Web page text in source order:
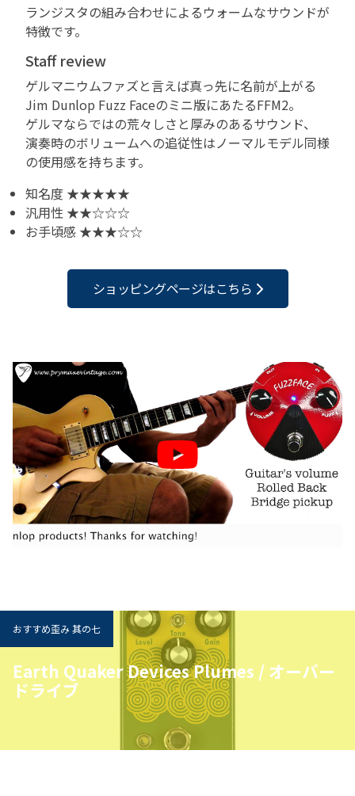
ランジスタの組み合わせによるウォームなサウンドが
特徴です。
Staff review
ゲルマニウムファズと言えば真っ先に名前が上がる
Jim Dunlop Fuzz Faceのミニ版にあたるFFM2。
ゲルマならではの荒々しさと厚みのあるサウンド、
演奏時のボリュームへの追従性はノーマルモデル同様
の使用感を持ちます。
知名度 ★★★★★
汎用性 ★★☆☆☆
お手頃感 ★★★☆☆
ショッピングページはこちら
おすすめ歪み 其の七
Earth Quaker Devices Plumes / オーバー
ドライブ